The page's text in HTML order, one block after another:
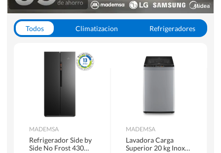
Todos Climatizacion
Refrigeradores
Hornos y Microondas
MADEMSA
Refrigerador Side by
Side No Frost 430
MADEMSA
Lavadora Carga
Superior 20 kg Inox